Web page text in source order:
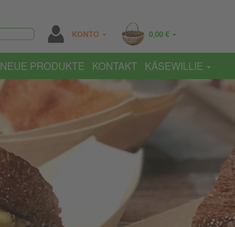
KONTO 0,00 €
NEUE PRODUKTE KONTAKT KÄSEWILLIE